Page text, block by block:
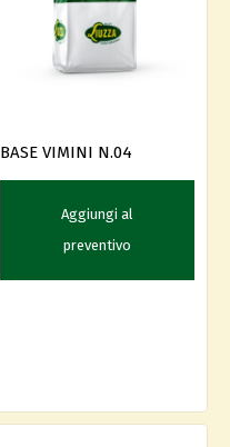
BASE VIMINI N.04
Aggiungi al
preventivo